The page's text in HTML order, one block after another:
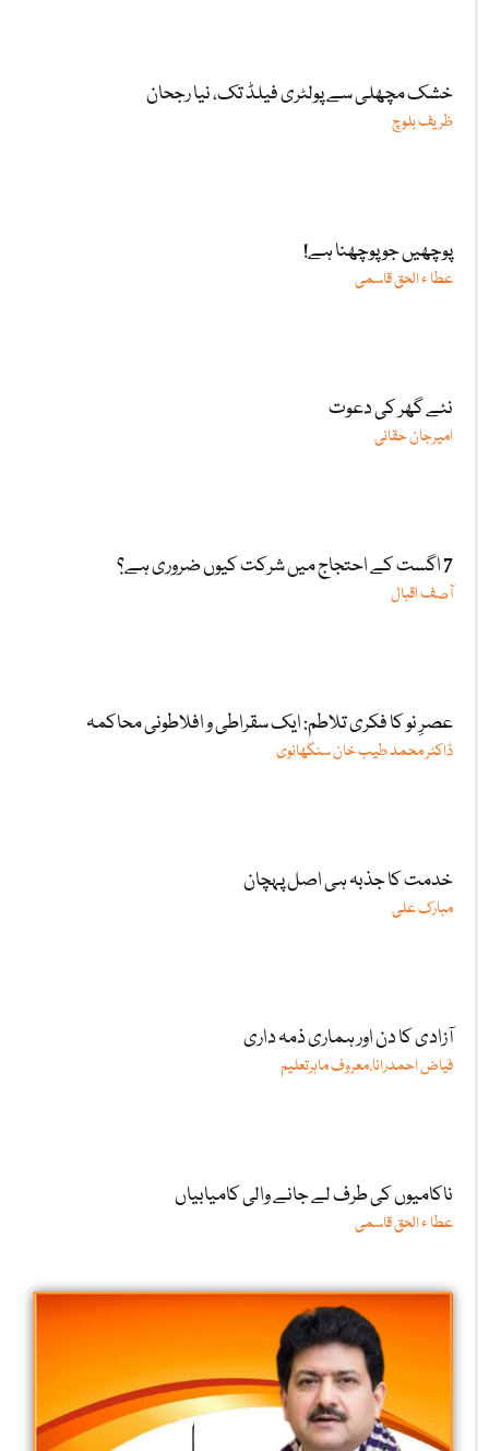
خشک مچھلی سے پولٹری فیلڈ تک، نیا رجحان
ظریف بلوچ
پوچھیں جو پوچھنا ہے!
عطا ء الحق قاسمی
نئے گھر کی دعوت
امیرجان حقانی
7 اگست کے احتجاج میں شرکت کیوں ضروری ہے؟
آصف اقبال
عصرِ نو کا فکری تلاطم: ایک سقراطی و افلاطونی محاکمہ
ڈاکٹر محمد طیب خان سنگھانوی
خدمت کا جذبہ ہی اصل پہچان
مبارک علی
آزادی کا دن اور ہماری ذمہ داری
فیاض احمدرانا،معروف ماہرتعلیم
ناکامیوں کی طرف لے جانے والی کامیابیاں
عطا ء الحق قاسمی